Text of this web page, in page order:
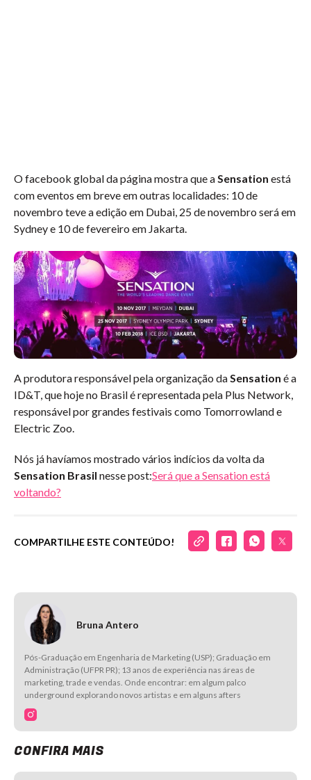
O facebook global da página mostra que aSensation está
com eventos em breve em outras localidades: 10 de
novembro teve a edição em Dubai, 25 de novembro será em
Sydney e 10 de fevereiro em Jakarta.
A produtora responsável pela organização daSensation é a
ID&T, que hoje no Brasil é representada pela Plus Network,
responsável por grandes festivais como Tomorrowland e
Electric Zoo.
Nós já havíamos mostrado vários indícios da volta da
Sensation Brasil nesse post:Será que a Sensation está
voltando?
COMPARTILHE ESTE CONTEÚDO!
Bruna Antero
Pós-Graduação em Engenharia de Marketing (USP); Graduação em
Administração (UFPR PR); 13 anos de experiência nas áreas de
marketing, trade e vendas. Onde encontrar: em algum palco
underground explorando novos artistas e em alguns afters
CONFIRA MAIS